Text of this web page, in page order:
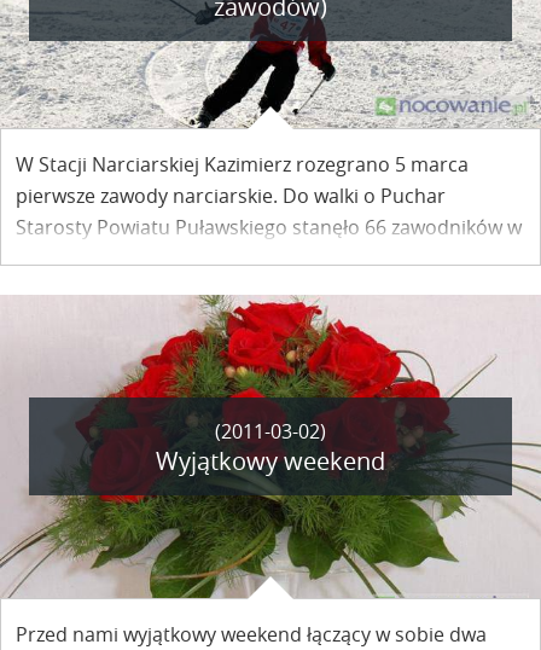
zawodów)
W Stacji Narciarskiej Kazimierz rozegrano 5 marca
pierwsze zawody narciarskie. Do walki o Puchar
Starosty Powiatu Puławskiego stanęło 66 zawodników w
różnym wieku.
(2011-03-02)
Wyjątkowy weekend
Przed nami wyjątkowy weekend łączący w sobie dwa